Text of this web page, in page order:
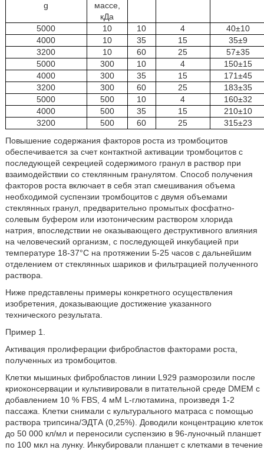
g
массе,
кДа
5000 10 10 4
40±10
4000
10 35 15
35±9
3200
10 60 25
57±35
5000
300 10 4
150±15
4000
300 35 15
171±45
3200
300 60 25
183±35
5000
500 10 4
160±32
4000
500 35 15
210±10
3200
500 60 25
315±23
Повышение содержания факторов роста из тромбоцитов
обеспечивается за счет контактной активации тромбоцитов с
последующей секрецией содержимого гранул в раствор при
взаимодействии со стеклянным гранулятом. Способ получения
факторов роста включает в себя этап смешивания объема
необходимой суспензии тромбоцитов с двумя объемами
стеклянных гранул, предварительно промытых фосфатно-
солевым буфером или изотоническим раствором хлорида
натрия, впоследствии не оказывающего деструктивного влияния
на человеческий организм, с последующей инкубацией при
температуре 18-37°C на протяжении 5-25 часов с дальнейшим
отделением от стеклянных шариков и фильтрацией полученного
раствора.
Ниже представлены примеры конкретного осуществления
изобретения, доказывающие достижение указанного
технического результата.
Пример 1.
Активация пролиферации фибробластов факторами роста,
полученных из тромбоцитов.
Клетки мышиных фибробластов линии L929 разморозили после
криоконсервации и культивировали в питательной среде DMEM с
добавлением 10 % FBS, 4 мМ L-глютамина, произведя 1-2
пассажа. Клетки снимали с культурального матраса с помощью
раствора трипсина/ЭДТА (0,25%). Доводили концентрацию клеток
до 50 000 кл/мл и переносили суспензию в 96-луночный планшет
по 100 мкл на лунку. Инкубировали планшет с клетками в течение